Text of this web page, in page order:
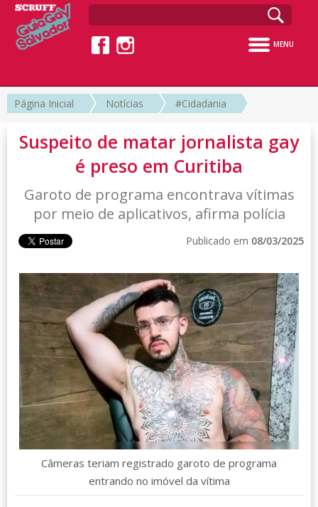
MENU
Página Inicial Notícias #Cidadania
Suspeito de matar jornalista gay
é preso em Curitiba
Garoto de programa encontrava vítimas
por meio de aplicativos, afirma polícia
Publicado em 08/03/2025
Câmeras teriam registrado garoto de programa
entrando no imóvel da vítima